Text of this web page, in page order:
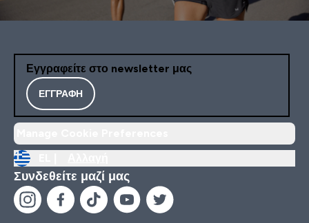
Εγγραφείτε στο newsletter μας
ΕΓΓΡΑΦΉ
Συνδεθείτε μαζί μας